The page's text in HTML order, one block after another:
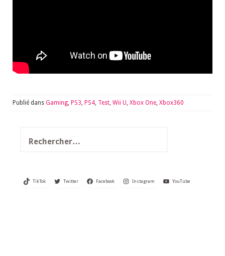
Publié dans Gaming PS3 PS4 Test Wii U Xbox One Xbox360
TikTok Twitter Facebook Instagram YouTube